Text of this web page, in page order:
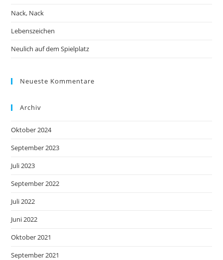
Nack, Nack
Lebenszeichen
Neulich auf dem Spielplatz
Neueste Kommentare
Archiv
Oktober 2024
September 2023
Juli 2023
September 2022
Juli 2022
Juni 2022
Oktober 2021
September 2021